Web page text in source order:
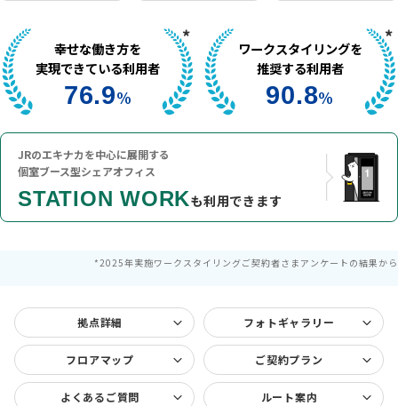
幸せな働き方を
実現できている利用者
76.9%
ワークスタイリングを
推奨する利用者
90.8%
JRのエキナカを中心に展開する
個室ブース型シェアオフィス
STATION WORKも利用できます
*2025年実施ワークスタイリングご契約者さまアンケートの結果から
拠点詳細 フォトギャラリー
フロアマップ ご契約プラン
よくあるご質問 ルート案内